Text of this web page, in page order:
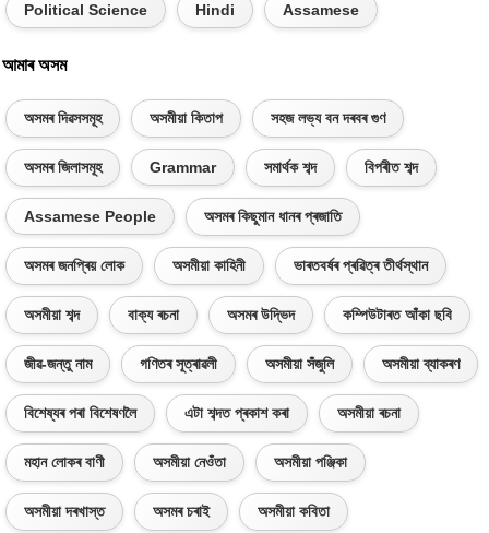
Political Science Hindi Assamese
আমাৰ অসম
অসমৰ দিৱসসমূহ অসমীয়া কিতাপ সহজ লভ্য বন দৰবৰ গুণ
অসমৰ জিলাসমূহ Grammar সমাৰ্থক শব্দ বিপৰীত শব্দ
Assamese People অসমৰ কিছুমান ধানৰ প্ৰজাতি
অসমৰ জনপ্ৰিয় লোক অসমীয়া কাহিনী ভাৰতবৰ্ষৰ প্ৰৱিত্ৰ তীৰ্থস্থান
অসমীয়া শব্দ বাক্য ৰচনা অসমৰ উদ্ভিদ কম্পিউটাৰত আঁকা ছবি
জীৱ-জন্তু নাম গণিতৰ সূত্ৰাৱলী অসমীয়া সঁজুলি অসমীয়া ব্যাকৰণ
বিশেষ্যৰ পৰা বিশেষণলৈ এটা শব্দত প্ৰকাশ কৰা অসমীয়া ৰচনা
মহান লোকৰ বাণী অসমীয়া নেওঁতা অসমীয়া পঞ্জিকা
অসমীয়া দৰখাস্ত অসমৰ চৰাই অসমীয়া কবিতা